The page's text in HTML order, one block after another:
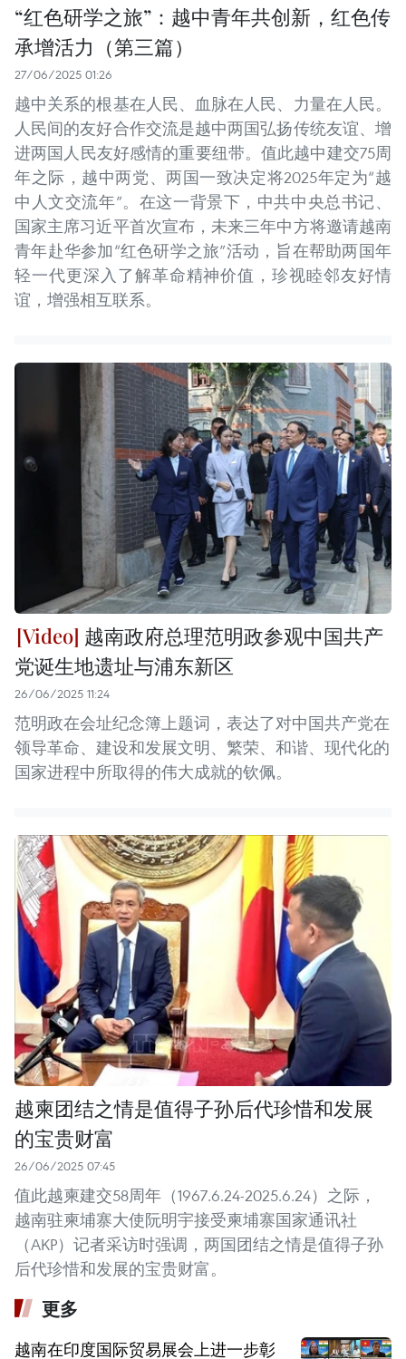
“红色研学之旅”：越中青年共创新，红色传
承增活力（第三篇）
27/06/2025 01:26
越中关系的根基在人民、血脉在人民、力量在人民。
人民间的友好合作交流是越中两国弘扬传统友谊、增
进两国人民友好感情的重要纽带。值此越中建交75周
年之际，越中两党、两国一致决定将2025年定为“越
中人文交流年”。在这一背景下，中共中央总书记、
国家主席习近平首次宣布，未来三年中方将邀请越南
青年赴华参加“红色研学之旅”活动，旨在帮助两国年
轻一代更深入了解革命精神价值，珍视睦邻友好情
谊，增强相互联系。
越南政府总理范明政参观中国共产
党诞生地遗址与浦东新区
26/06/2025 11:24
范明政在会址纪念簿上题词，表达了对中国共产党在
领导革命、建设和发展文明、繁荣、和谐、现代化的
国家进程中所取得的伟大成就的钦佩。
越柬团结之情是值得子孙后代珍惜和发展
的宝贵财富
26/06/2025 07:45
值此越柬建交58周年（1967.6.24-2025.6.24）之际，
越南驻柬埔寨大使阮明宇接受柬埔寨国家通讯社
（AKP）记者采访时强调，两国团结之情是值得子孙
后代珍惜和发展的宝贵财富。
更多
越南在印度国际贸易展会上进一步彰